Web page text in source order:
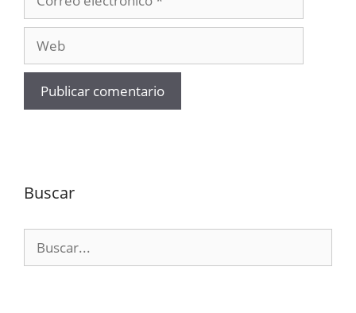
electrónico
Buscar